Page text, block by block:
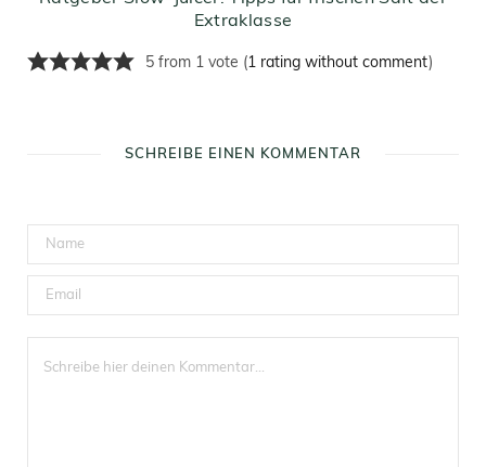
Extraklasse
5 from 1 vote (1 rating without comment)
SCHREIBE EINEN KOMMENTAR